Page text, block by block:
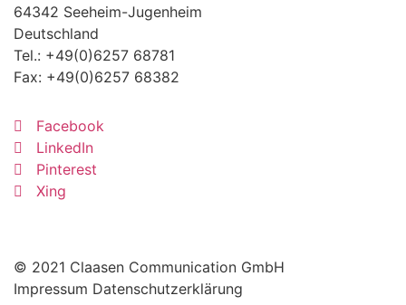
64342 Seeheim-Jugenheim
Deutschland
Tel.: +49(0)6257 68781
Fax: +49(0)6257 68382
Facebook
LinkedIn
Pinterest
Xing
© 2021 Claasen Communication GmbH
Impressum Datenschutzerklärung